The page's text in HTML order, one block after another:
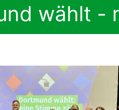
Willkommen
ohne
Barrieren
Alles,
was
Recht
-
Soziale
Medien
wählt -